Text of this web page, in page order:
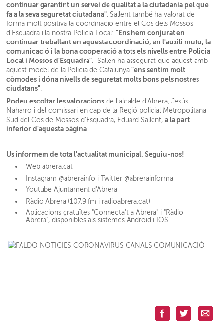
continuar garantint un servei de qualitat a la ciutadania pel que
fa a la seva seguretat ciutadana" . Sallent també ha valorat de
forma molt positiva la coordinació entre el Cos dels Mossos
d'Esquadra i la nostra Policia Local:"Ens hem conjurat en
continuar treballant en aquesta coordinació, en l'auxili mutu, la
comunicació i la bona cooperació a tots els nivells entre Policia
Local i Mossos d'Esquadra" . Sallen ha assegurat que aquest amb
aquest model de la Policia de Catalunya"ens sentim molt
còmodes i dóna nivells de seguretat molts bons pels nostres
ciudatans"
Podeu escoltar les valoracions de l'alcalde d'Abrera, Jesús
Naharro i del comissari en cap de la Regió policial Metropolitana
Sud del Cos de Mossos d’Esquadra, Eduard Sallent,a la part
inferior d'aquesta pàgina
Us informem de tota l'actualitat municipal. Seguiu-nos!
Web abrera.cat
Instagram @abrerainfo i Twitter @abrerainforma
Youtube Ajuntament d'Abrera
Ràdio Abrera (107.9 fm i radioabrera.cat)
Aplicacions gratuïtes "Connecta't a Abrera" i "Ràdio
Abrera", disponibles als sistemes Android i IOS.